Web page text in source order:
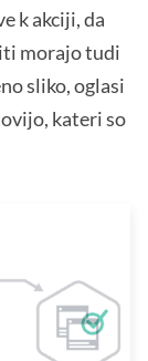
k akciji, da
morajo tudi
sliko, oglasi
kateri so